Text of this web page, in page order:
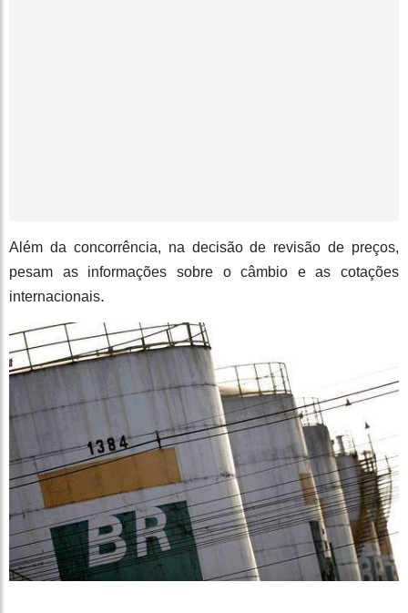
Além da concorrência, na decisão de revisão de preços,
pesam as informações sobre o câmbio e as cotações
internacionais.